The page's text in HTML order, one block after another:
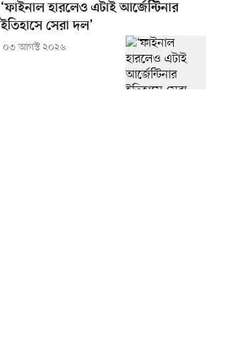
‘ফাইনাল হারলেও এটাই আর্জেন্টিনার
ইতিহাসে সেরা দল’
০৩ আগস্ট ২০২৬